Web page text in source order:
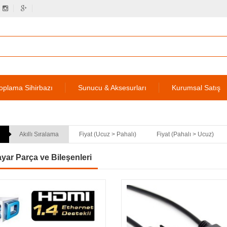
Sihirbazı Sunucu & Aksesurları Kurumsal Satış
Akıllı Sıralama Fiyat (Ucuz > Pahalı) Fiyat (Pahalı > Ucuz)
Parça ve Bileşenleri